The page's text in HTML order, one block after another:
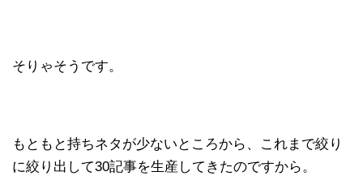
そりゃそうです。
もともと持ちネタが少ないところから、これまで絞り
に絞り出して30記事を生産してきたのですから。